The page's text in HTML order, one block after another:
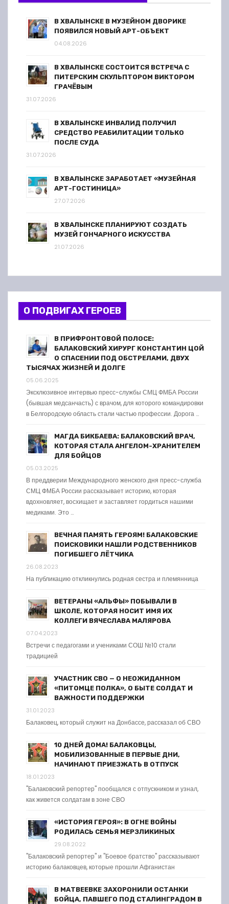
В ХВАЛЫНСКЕ В МУЗЕЙНОМ ДВОРИКЕ
ПОЯВИЛСЯ НОВЫЙ АРТ-ОБЪЕКТ
04.08.2026
В ХВАЛЫНСКЕ СОСТОИТСЯ ВСТРЕЧА С
ПИТЕРСКИМ СКУЛЬПТОРОМ ВИКТОРОМ
ГРАЧЁВЫМ
31.07.2026
В ХВАЛЫНСКЕ ИНВАЛИД ПОЛУЧИЛ
СРЕДСТВО РЕАБИЛИТАЦИИ ТОЛЬКО
ПОСЛЕ СУДА
31.07.2026
В ХВАЛЫНСКЕ ЗАРАБОТАЕТ «МУЗЕЙНАЯ
АРТ-ГОСТИНИЦА»
27.07.2026
В ХВАЛЫНСКЕ ПЛАНИРУЮТ СОЗДАТЬ
МУЗЕЙ ГОНЧАРНОГО ИСКУССТВА
21.07.2026
О ПОДВИГАХ ГЕРОЕВ
В ПРИФРОНТОВОЙ ПОЛОСЕ:
БАЛАКОВСКИЙ ХИРУРГ КОНСТАНТИН ЦОЙ
О СПАСЕНИИ ПОД ОБСТРЕЛАМИ, ДВУХ
ТЫСЯЧАХ ЖИЗНЕЙ И ДОЛГЕ
05.06.2025
Эксклюзивное интервью пресс-службы СМЦ ФМБА России
(бывшая медсанчасть) с врачом, для которого командировки
в Белгородскую область стали частью профессии. Дорога …
МАГДА БИКБАЕВА: БАЛАКОВСКИЙ ВРАЧ,
КОТОРАЯ СТАЛА АНГЕЛОМ-ХРАНИТЕЛЕМ
ДЛЯ БОЙЦОВ
05.03.2025
В преддверии Международного женского дня пресс-служба
СМЦ ФМБА России рассказывает историю, которая
вдохновляет, восхищает и заставляет гордиться нашими
медиками. Это …
ВЕЧНАЯ ПАМЯТЬ ГЕРОЯМ! БАЛАКОВСКИЕ
ПОИСКОВИКИ НАШЛИ РОДСТВЕННИКОВ
ПОГИБШЕГО ЛЁТЧИКА
26.08.2023
На публикацию откликнулись родная сестра и племянница
ВЕТЕРАНЫ «АЛЬФЫ» ПОБЫВАЛИ В
ШКОЛЕ, КОТОРАЯ НОСИТ ИМЯ ИХ
КОЛЛЕГИ ВЯЧЕСЛАВА МАЛЯРОВА
07.04.2023
Встречи с педагогами и учениками СОШ №10 стали
традицией
УЧАСТНИК СВО — О НЕОЖИДАННОМ
«ПИТОМЦЕ ПОЛКА», О БЫТЕ СОЛДАТ И
ВАЖНОСТИ ПОДДЕРЖКИ
31.01.2023
Балаковец, который служит на Донбассе, рассказал об СВО
10 ДНЕЙ ДОМА! БАЛАКОВЦЫ,
МОБИЛИЗОВАННЫЕ В ПЕРВЫЕ ДНИ,
НАЧИНАЮТ ПРИЕЗЖАТЬ В ОТПУСК
18.01.2023
"Балаковский репортер" пообщался с отпускником и узнал,
как живется солдатам в зоне СВО
«ИСТОРИЯ ГЕРОЯ»: В ОГНЕ ВОЙНЫ
РОДИЛАСЬ СЕМЬЯ МЕРЗЛИКИНЫХ
29.08.2022
"Балаковский репортер" и "Боевое братство" рассказывают
историю балаковцев, которые прошли Афганистан
В МАТВЕЕВКЕ ЗАХОРОНИЛИ ОСТАНКИ
БОЙЦА, ПАВШЕГО ПОД СТАЛИНГРАДОМ В